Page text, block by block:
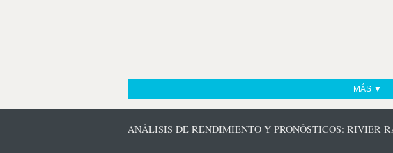
MÁS ▼
ANÁLISIS DE RENDIMIENTO Y PRONÓSTICOS: RIVIER